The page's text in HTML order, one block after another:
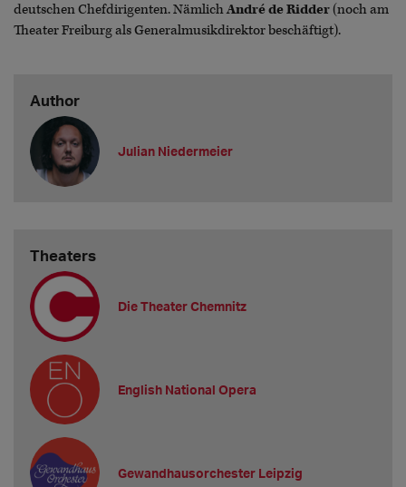
deutschen Chefdirigenten. NämlichAndré de Ridder(noch am
Theater Freiburg als Generalmusikdirektor beschäftigt).
Author
Julian Niedermeier
Theaters
Die Theater Chemnitz
English National Opera
Gewandhausorchester Leipzig